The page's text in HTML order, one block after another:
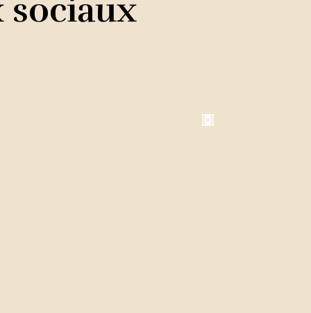
sociaux